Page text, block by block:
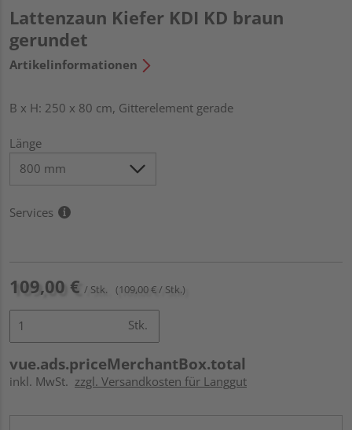
Lattenzaun Kiefer KDI KD braun
gerundet
Artikelinformationen
B x H: 250 x 80 cm, Gitterelement gerade
Länge
Services
109,00 € / Stk. (109,00 € / Stk.)
Stk.
vue.ads.priceMerchantBox.total
inkl. MwSt. zzgl. Versandkosten für Langgut